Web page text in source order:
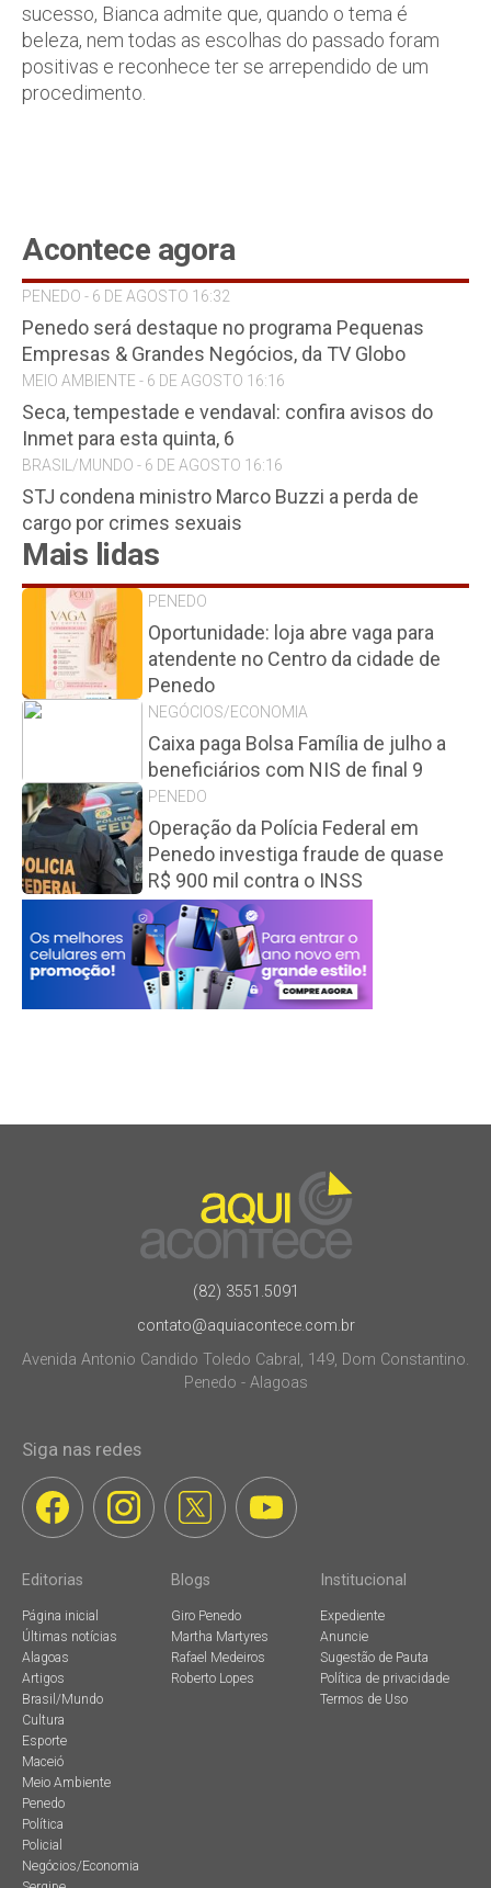
sucesso, Bianca admite que, quando o tema é
beleza, nem todas as escolhas do passado foram
positivas e reconhece ter se arrependido de um
procedimento.
Acontece agora
PENEDO - 6 DE AGOSTO 16:32
Penedo será destaque no programa Pequenas
Empresas & Grandes Negócios, da TV Globo
MEIO AMBIENTE - 6 DE AGOSTO 16:16
Seca, tempestade e vendaval: confira avisos do
Inmet para esta quinta, 6
BRASIL/MUNDO - 6 DE AGOSTO 16:16
STJ condena ministro Marco Buzzi a perda de
cargo por crimes sexuais
Mais lidas
PENEDO
Oportunidade: loja abre vaga para
atendente no Centro da cidade de
Penedo
NEGÓCIOS/ECONOMIA
Caixa paga Bolsa Família de julho a
beneficiários com NIS de final 9
PENEDO
Operação da Polícia Federal em
Penedo investiga fraude de quase
R$ 900 mil contra o INSS
(82) 3551.5091
contato@aquiacontece.com.br
Avenida Antonio Candido Toledo Cabral, 149, Dom Constantino.
Penedo - Alagoas
Siga nas redes
Editorias
Página inicial
Últimas notícias
Alagoas
Artigos
Brasil/Mundo
Cultura
Esporte
Maceió
Meio Ambiente
Penedo
Política
Policial
Negócios/Economia
Blogs
Giro Penedo
Martha Martyres
Rafael Medeiros
Roberto Lopes
Institucional
Expediente
Anuncie
Sugestão de Pauta
Política de privacidade
Termos de Uso